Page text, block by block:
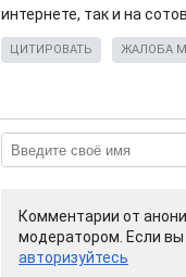
интернете, так и на
ЦИТИРОВАТЬ ЖАЛОБА
Комментарии от
модератором. Если вы
авторизуйтесь